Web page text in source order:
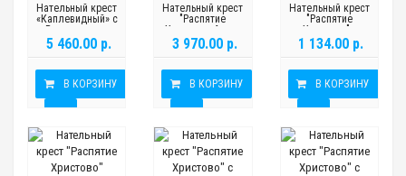
Нательный крест
«Каплевидный» с
Распятием из
серебра
5 460.00 р.
В КОРЗИНУ
Нательный крест
"Распятие
Христово. Ангел
Хранитель" (арт.
747 п)
3 970.00 р.
В КОРЗИНУ
Нательный крест
"Распятие
Христово"с
молитвой
1 134.00 р.
В КОРЗИНУ